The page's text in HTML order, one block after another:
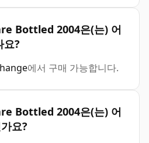
Bottled 2004은(는) 어
요?
에서 구매 가능합니다.
Bottled 2004은(는) 어
요?